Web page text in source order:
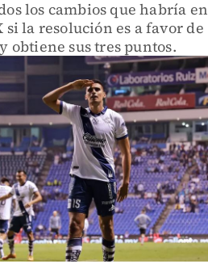
los cambios que habría en
si la resolución es a favor de
obtiene sus tres puntos.